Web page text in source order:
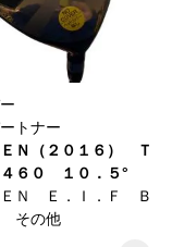
トナー
ＥＮ（２０１６） Ｔ
４６０ １０．５°
ＥＮ Ｅ．Ｉ．Ｆ Ｂ
その他